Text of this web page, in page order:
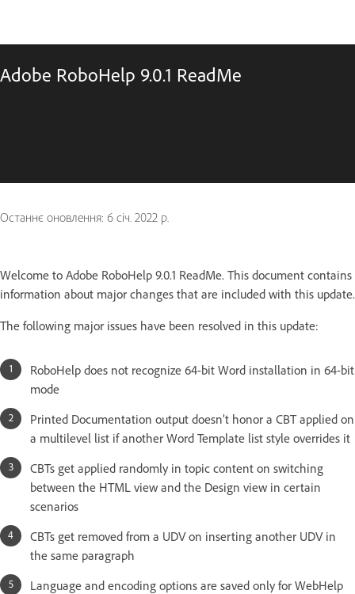
Adobe RoboHelp 9.0.1 ReadMe
Останнє оновлення: 6 січ. 2022 р.
Welcome to Adobe RoboHelp 9.0.1 ReadMe. This document contains
information about major changes that are included with this update.
The following major issues have been resolved in this update:
RoboHelp does not recognize 64-bit Word installation in 64-bit
mode
Printed Documentation output doesn’t honor a CBT applied on
a multilevel list if another Word Template list style overrides it
CBTs get applied randomly in topic content on switching
between the HTML view and the Design view in certain
scenarios
CBTs get removed from a UDV on inserting another UDV in
the same paragraph
Language and encoding options are saved only for WebHelp